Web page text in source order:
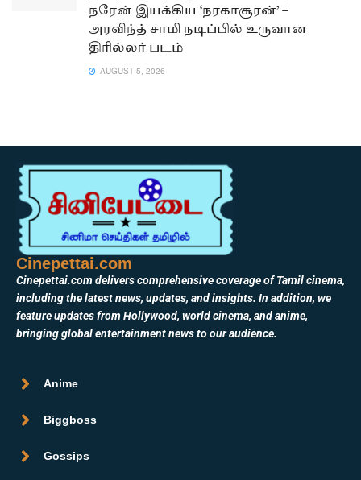
நரேன் இயக்கிய ‘நரகாசூரன்’ –
அரவிந்த் சாமி நடிப்பில் உருவான
திரில்லர் படம்
AUGUST 5, 2026
Cinepettai.com
Cinepettai.com delivers comprehensive coverage of Tamil cinema,
including the latest news, updates, and insights. In addition, we
feature updates from Hollywood, world cinema, and anime,
bringing global entertainment news to our audience.
Anime
Biggboss
Gossips